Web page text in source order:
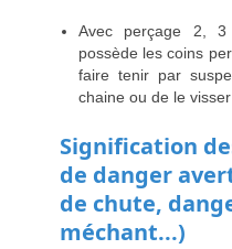
Avec perçage 2,
possède les coins
faire tenir par
chaine ou de le
Signification
de danger
de chute,
méchant...)